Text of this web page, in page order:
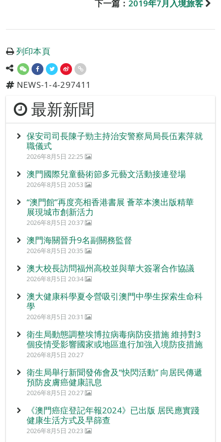
下一篇： 2019年7月入境旅客
列印本頁
NEWS-1-4-297411
最新新聞
保安司司長陳子勁主持治安警察局局長伍素萍就
職儀式
2026年8月5日 22:25
澳門國際兒童藝術節多元藝文活動接連登場
2026年8月5日 20:53
“澳門館”再度亮相香港書展 薈萃本澳出版精華
展現城市創新活力
2026年8月5日 20:37
澳門海關晉升9名副關務監督
2026年8月5日 20:35
澳大校長訪問福州高校並與華大簽署合作協議
2026年8月5日 20:34
澳大健康科學夏令營吸引澳門中學生探索生命科
學
2026年8月5日 20:31
衛生局動態調整埃博拉病毒病防疫措施 維持對3
個疫情受影響國家或地區進行加強入境防疫措施
2026年8月5日 20:27
衛生局舉行新聞發佈會及“快閃活動” 向居民傳遞
預防皮膚癌健康訊息
2026年8月5日 20:27
《澳門癌症登記年報2024》已出版 居民應實踐
健康生活方式及早篩查
2026年8月5日 20:23